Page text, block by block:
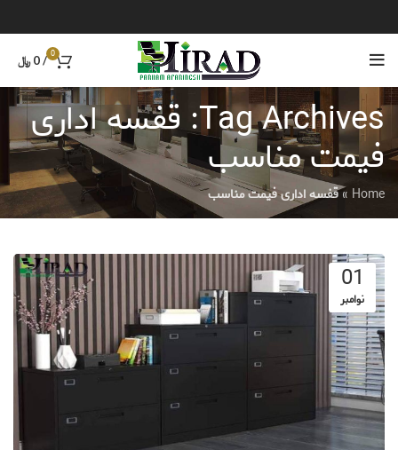
0
/
0 ﷼
Tag Archives: قفسه اداری
فیمت مناسب
Home
»قفسه اداری فیمت مناسب
01
نوامبر